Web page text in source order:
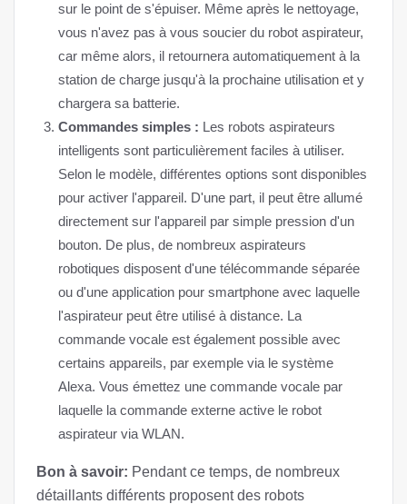
sur le point de s'épuiser. Même après le nettoyage,
vous n'avez pas à vous soucier du robot aspirateur,
car même alors, il retournera automatiquement à la
station de charge jusqu'à la prochaine utilisation et y
chargera sa batterie.
Commandes simples : Les robots aspirateurs
intelligents sont particulièrement faciles à utiliser.
Selon le modèle, différentes options sont disponibles
pour activer l'appareil. D'une part, il peut être allumé
directement sur l'appareil par simple pression d'un
bouton. De plus, de nombreux aspirateurs
robotiques disposent d'une télécommande séparée
ou d'une application pour smartphone avec laquelle
l'aspirateur peut être utilisé à distance. La
commande vocale est également possible avec
certains appareils, par exemple via le système
Alexa. Vous émettez une commande vocale par
laquelle la commande externe active le robot
aspirateur via WLAN.
Bon à savoir: Pendant ce temps, de nombreux
détaillants différents proposent des robots